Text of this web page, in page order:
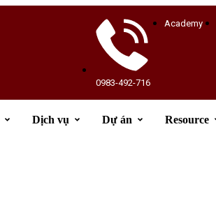
0983-492-716
Academy
Dịch vụ Dự án Resource